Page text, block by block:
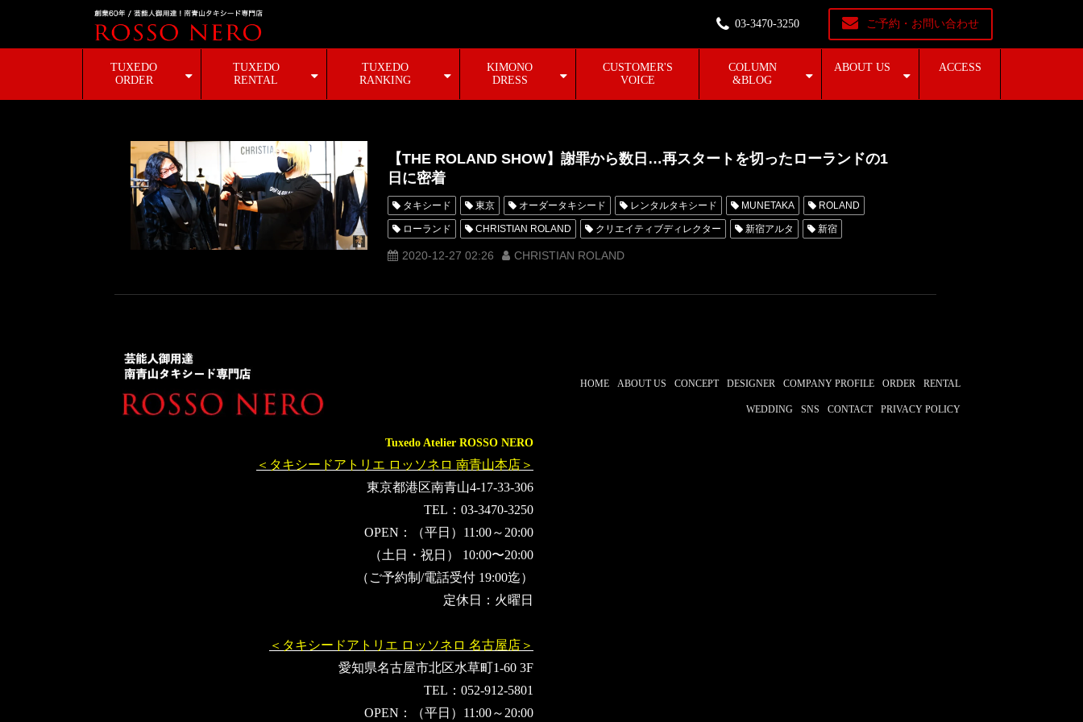
03-3470-3250 ご予約・お問い合わせ
TUXEDO
ORDER
TUXEDO
RENTAL
TUXEDO
RANKING
KIMONO
DRESS
CUSTOMER'S
VOICE
COLUMN
&BLOG
ABOUT US ACCESS
【THE ROLAND SHOW】謝罪から数日…再スタートを切ったローランドの1
日に密着
タキシード 東京 オーダータキシード レンタルタキシード MUNETAKA ROLAND
ローランド CHRISTIAN ROLAND クリエイティブディレクター 新宿アルタ 新宿
PREMIUM プレミアムトートバッグ PARIS ROLAND
2020-12-27 02:26 CHRISTIAN ROLAND
Tuxedo Atelier ROSSO NERO
＜タキシードアトリエ ロッソネロ 南青山本店＞
東京都港区南青山4-17-33-306
TEL：03-3470-3250
OPEN：（平日）11:00～20:00
（土日・祝日） 10:00〜20:00
（ご予約制/電話受付 19:00迄）
定休日：火曜日
＜タキシードアトリエ ロッソネロ 名古屋店＞
愛知県名古屋市北区水草町1-60 3F
TEL：052-912-5801
OPEN：（平日）11:00～20:00
HOME ABOUT US CONCEPT DESIGNER COMPANY PROFILE ORDER RENTAL
WEDDING SNS CONTACT PRIVACY POLICY